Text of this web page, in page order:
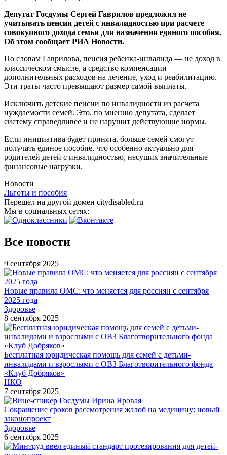
Депутат Госдумы Сергей Гаврилов предложил не
учитывать пенсии детей с инвалидностью при расчете
совокупного дохода семьи для назначения единого пособия.
Об этом сообщает РИА Новости.
По словам Гаврилова, пенсия ребенка-инвалида — не доход в
классическом смысле, а средство компенсации
дополнительных расходов на лечение, уход и реабилитацию.
Эти траты часто превышают размер самой выплаты.
Исключить детские пенсии по инвалидности из расчета
нуждаемости семей. Это, по мнению депутата, сделает
систему справедливее и не нарушит действующие нормы.
Если инициатива будет принята, больше семей смогут
получать единое пособие, что особенно актуально для
родителей детей с инвалидностью, несущих значительные
финансовые нагрузки.
Новости
Льготы и пособия
Перешел на другой домен citydisabled.ru
Мы в социальных сетях:
Все новости
9 сентября 2025
Новые правила ОМС: что меняется для россиян с сентября
2025 года
Здоровье
8 сентября 2025
Бесплатная юридическая помощь для семей с детьми-
инвалидами и взрослыми с ОВЗ Благотворительного фонда
«Клуб Добряков»
НКО
7 сентября 2025
Сокращение сроков рассмотрения жалоб на медицину: новый
законопроект
Здоровье
6 сентября 2025